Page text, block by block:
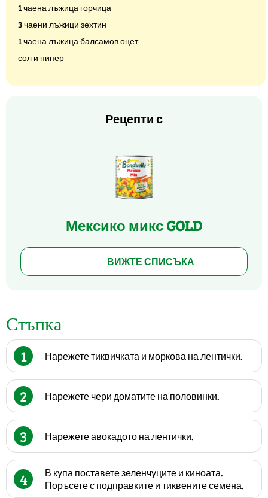
1 чаена лъжица горчица
3 чаени лъжици зехтин
1 чаена лъжица балсамов оцет
сол и пипер
Рецепти с
Мексико микс GOLD
ВИЖТЕ СПИСЪКА
Стъпка
1
Нарежете тиквичката и моркова на лентички.
2 Нарежете чери доматите на половинки.
3 Нарежете авокадото на лентички.
4
В купа поставете зеленчуците и киноата.
Поръсете с подправките и тиквените семена.